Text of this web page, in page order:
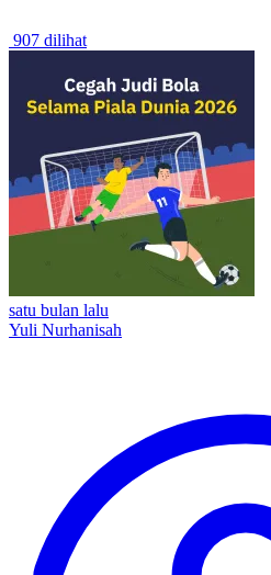
907 dilihat
satu bulan lalu
Yuli Nurhanisah